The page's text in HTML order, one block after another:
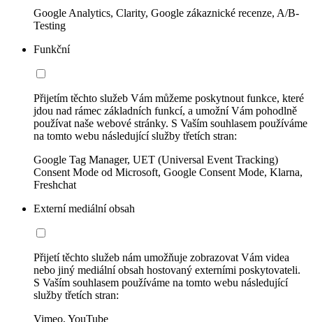
Google Analytics, Clarity, Google zákaznické recenze, A/B-
Testing
Funkční
Přijetím těchto služeb Vám můžeme poskytnout funkce, které
jdou nad rámec základních funkcí, a umožní Vám pohodlně
používat naše webové stránky. S Vaším souhlasem používáme
na tomto webu následující služby třetích stran:
Google Tag Manager, UET (Universal Event Tracking)
Consent Mode od Microsoft, Google Consent Mode, Klarna,
Freshchat
Externí mediální obsah
Přijetí těchto služeb nám umožňuje zobrazovat Vám videa
nebo jiný mediální obsah hostovaný externími poskytovateli.
S Vaším souhlasem používáme na tomto webu následující
služby třetích stran:
Vimeo, YouTube